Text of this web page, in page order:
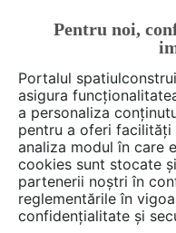
CUM SE FACE
8 Fise tehnice
Pentru noi,
Portalul
asigura
a personaliza
pentru a oferi facilități
analiza modul în care
cookies sunt stocate
partenerii noștri în
reglementările în
confidențialitate și